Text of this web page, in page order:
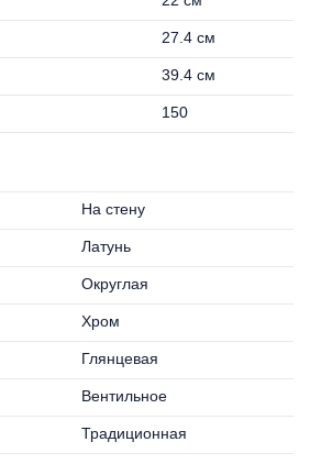
27.4 см
39.4 см
150
На стену
Латунь
Округлая
Хром
Глянцевая
Вентильное
Традиционная